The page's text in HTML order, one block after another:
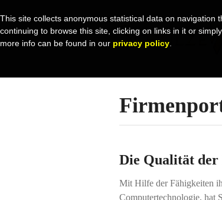
Die Qualität
Mit Hilfe der Fähigkeiten
Computertechnologie, hat
This site collects anonymous statistical data on
continuing to browse this site, clicking on links in it or
more info can be found in our privacy policy